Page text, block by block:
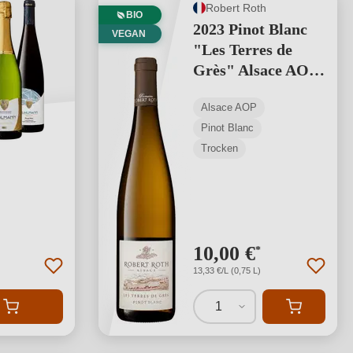
von 4.67 von 5 Sternen
BIO
VEGAN
Robert Roth
2023 Pinot Blanc
"Les Terres de
Grès" Alsace AOP
Alsace AOP
Pinot Blanc
Trocken
10,00 €*
13,33 €/L (0,75 L)
1